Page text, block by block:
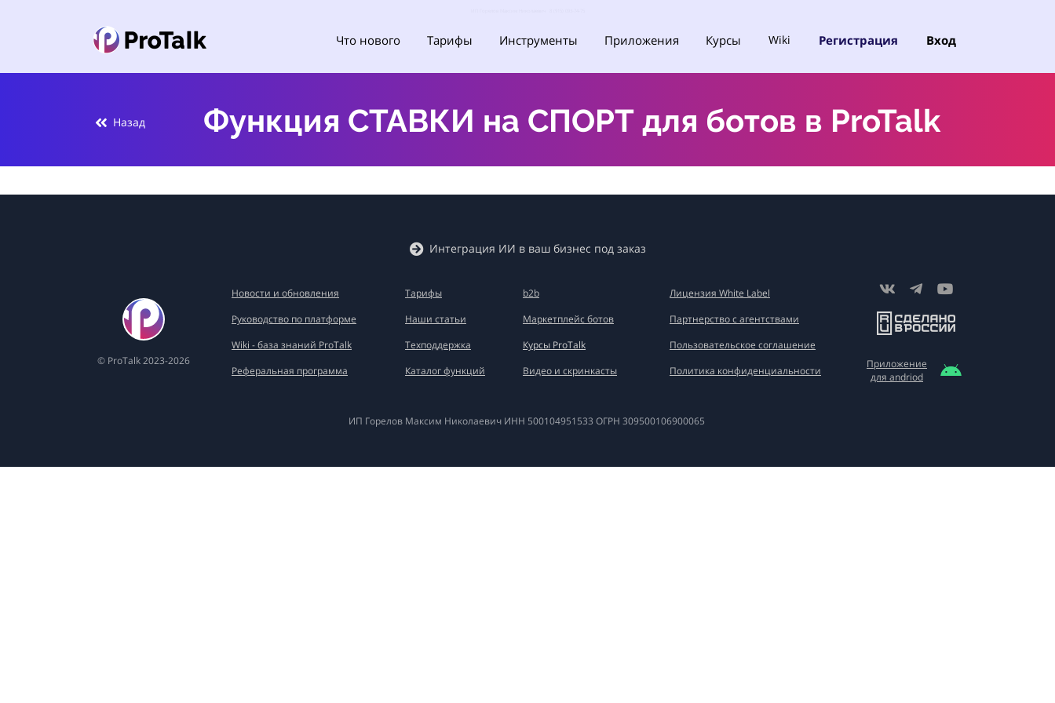
Что нового Тарифы Инструменты Приложения Курсы Wiki Регистрация Вход
Назад Функция СТАВКИ на СПОРТ для ботов в ProTalk
Интеграция ИИ в ваш бизнес под заказ
© ProTalk 2023-2026
Новости и обновления
Руководство по платформе
Wiki - база знаний ProTalk
Реферальная программа
Тарифы
Наши статьи
Техподдержка
Каталог функций
b2b
Маркетплейс ботов
Курсы ProTalk
Видео и скринкасты
Лицензия White Label
Партнерство с агентствами
Пользовательское соглашение
Политика конфиденциальности
Приложение
для andriod
ИП Горелов Максим Николаевич ИНН 500104951533 ОГРН 309500106900065